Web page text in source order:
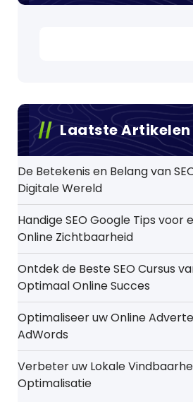
Laatste Artikelen
De Betekenis en Belang van
Digitale Wereld
Handige SEO Google Tips
Online Zichtbaarheid
Ontdek de Beste SEO Cursus
Optimaal Online Succes
Optimaliseer uw Online
AdWords
Verbeter uw Lokale
Optimalisatie